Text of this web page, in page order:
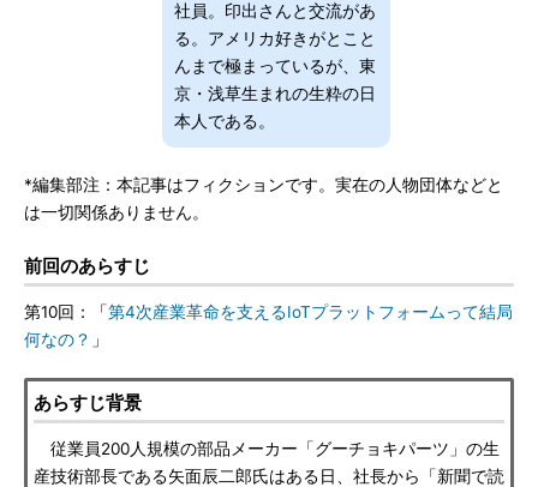
社員。印出さんと交流があ
る。アメリカ好きがとこと
んまで極まっているが、東
京・浅草生まれの生粋の日
本人である。
*編集部注：本記事はフィクションです。実在の人物団体などと
は一切関係ありません。
前回のあらすじ
第10回：「第4次産業革命を支えるIoTプラットフォームって結局
何なの？ 」
あらすじ背景
従業員200人規模の部品メーカー「グーチョキパーツ」の生
産技術部長である矢面辰二郎氏はある日、社長から「新聞で読